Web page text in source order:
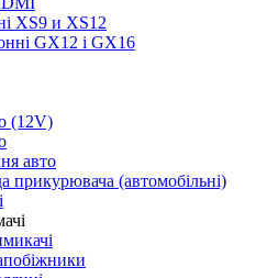
XS9 и XS12
GX12 і GX16
(12V)
авто
прикурювача (автомобільні)